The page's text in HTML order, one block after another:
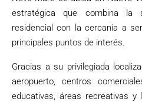
estratégica que combina la
residencial con la cercanía a
principales puntos de interés.
Gracias a su privilegiada
aeropuerto, centros
educativas, áreas recreativas